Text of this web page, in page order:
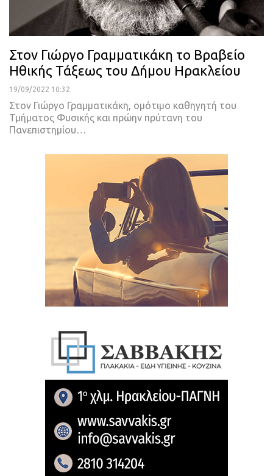
Στον Γιώργο Γραμματικάκη το Βραβείο
Ηθικής Τάξεως του Δήμου Ηρακλείου
19/09/2022 10:32
Στον Γιώργο Γραμματικάκη, ομότιμο καθηγητή του
Τμήματος Φυσικής και πρώην πρύτανη του
Πανεπιστημίου…